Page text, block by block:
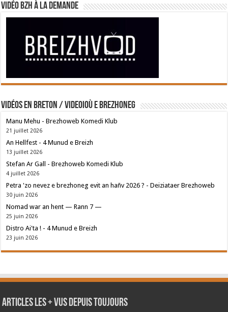
Vidéo BZH à la demande
Vidéos en breton / Videoioù e brezhoneg
Manu Mehu - Brezhoweb Komedi Klub
21 juillet 2026
An Hellfest - 4 Munud e Breizh
13 juillet 2026
Stefan Ar Gall - Brezhoweb Komedi Klub
4 juillet 2026
Petra 'zo nevez e brezhoneg evit an hañv 2026 ? - Deiziataer Brezhoweb
30 juin 2026
Nomad war an hent — Rann 7 —
25 juin 2026
Distro Ai'ta ! - 4 Munud e Breizh
23 juin 2026
Articles les + vus depuis toujours